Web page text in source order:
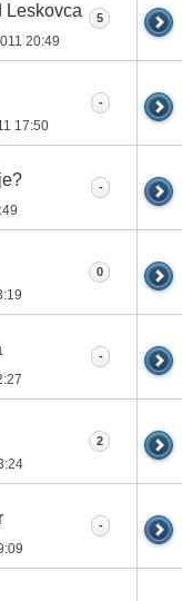
Leskovca
20:49
5
17:50
-
-
0
-
2
-